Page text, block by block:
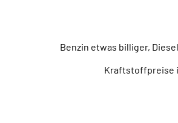
Benzin etwas billiger,
Kraftstoffpreise